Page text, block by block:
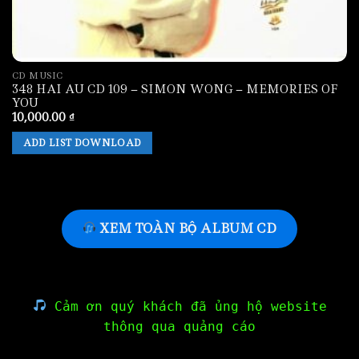
CD MUSIC
348 HAI AU CD 109 – SIMON WONG – MEMORIES OF
YOU
10,000.00 ₫
ADD LIST DOWNLOAD
XEM TOÀN BỘ ALBUM CD
Cảm ơn quý khách đã ủng hộ website
thông qua quảng cáo